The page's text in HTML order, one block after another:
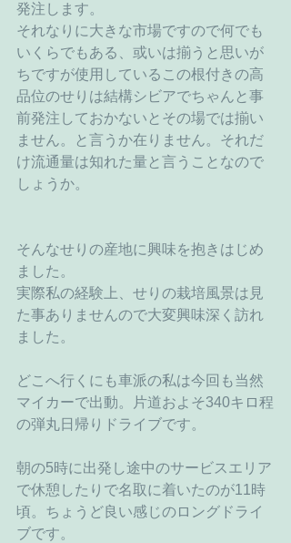
発注します。
それなりに大きな市場ですので何でも
いくらでもある、或いは揃うと思いが
ちですが使用しているこの根付きの高
品位のせりは結構シビアでちゃんと事
前発注しておかないとその場では揃い
ません。と言うか在りません。それだ
け流通量は知れた量と言うことなので
しょうか。
そんなせりの産地に興味を抱きはじめ
ました。
実際私の経験上、せりの栽培風景は見
た事ありませんので大変興味深く訪れ
ました。
どこへ行くにも車派の私は今回も当然
マイカーで出動。片道およそ340キロ程
の弾丸日帰りドライブです。
朝の5時に出発し途中のサービスエリア
で休憩したりで名取に着いたのが11時
頃。ちょうど良い感じのロングドライ
ブです。